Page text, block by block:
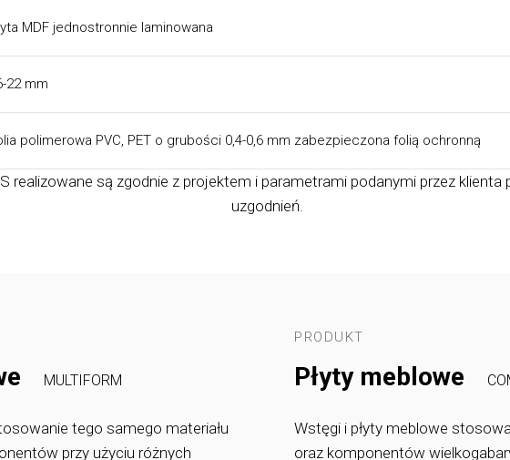
MDF jednostronnie laminowana
22 mm
polimerowa PVC, PET o grubości 0,4-0,6 mm zabezpieczona folią ochronną
realizowane są zgodnie z projektem i parametrami podanymi przez
uzgodnień.
MULTIFORM
tego samego materiału
przy użyciu różnych
PRODUKT
Płyty meblowe
Wstęgi i płyty meblowe
oraz komponentów